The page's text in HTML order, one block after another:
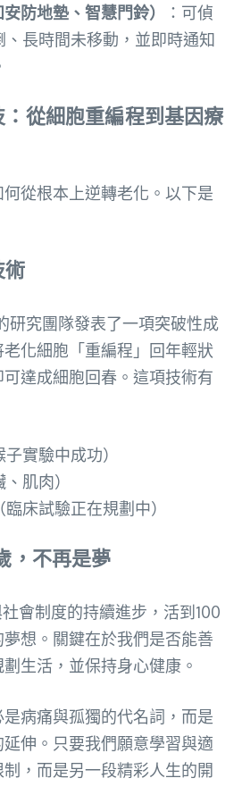
防地墊、智慧門鈴）
：可偵
、長時間未移動，並即時通知
從細胞重編程到基因療
從根本上逆轉老化。以下是
術
研究團隊發表了一項突破性成
化細胞「重編程」回年輕狀
達成細胞回春。這項技術有
實驗中成功）
肌肉）
床試驗正在規劃中）
，不再是夢
會制度的持續進步，活到100
想。關鍵在於我們是否能善
生活，並保持身心健康。
病痛與孤獨的代名詞，而是
伸。只要我們願意學習與適
，而是另一段精彩人生的開